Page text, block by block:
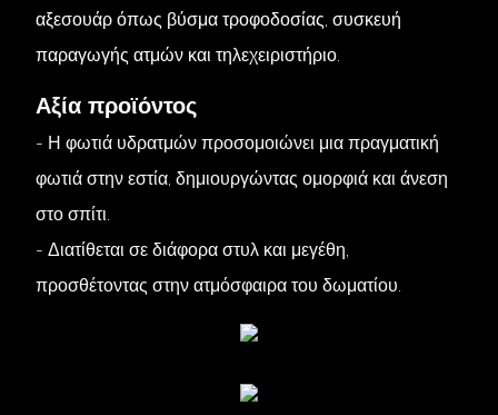
αξεσουάρ όπως βύσμα τροφοδοσίας, συσκευή
παραγωγής ατμών και τηλεχειριστήριο.
Αξία προϊόντος
- Η φωτιά υδρατμών προσομοιώνει μια πραγματική
φωτιά στην εστία, δημιουργώντας ομορφιά και άνεση
στο σπίτι.
- Διατίθεται σε διάφορα στυλ και μεγέθη,
προσθέτοντας στην ατμόσφαιρα του δωματίου.